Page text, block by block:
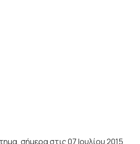
σήμερα στις 07 Ιουλίου 2015